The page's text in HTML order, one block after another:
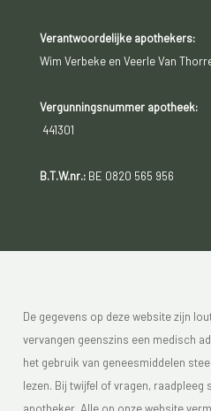
Verantwoordelijke apothekers:
Wim Verbeke en Veerle Van
Vergunningsnummer apotheek:
441301
B.T.W.nr.:BE 0820 565 956
De gegevens op deze website zijn
vervangen geenszins een medisch
het gebruik van geneesmiddelen
lezen. Bij twijfel of vragen, raadpleeg